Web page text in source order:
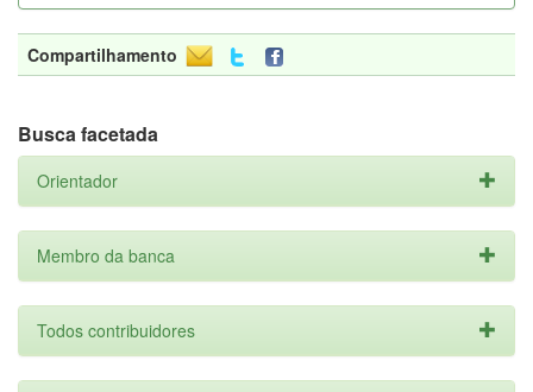
Compartilhamento
Busca facetada
Orientador
Membro da banca
Todos contribuidores